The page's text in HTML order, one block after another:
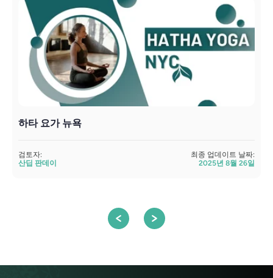
하타 요가 뉴욕
검토자:
산딥 판데이
최종 업데이트 날짜:
2025년 8월 26일